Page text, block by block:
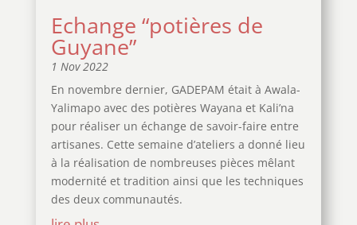
Echange “potières de
Guyane”
1 Nov 2022
En novembre dernier, GADEPAM était à Awala-
Yalimapo avec des potières Wayana et Kali’na
pour réaliser un échange de savoir-faire entre
artisanes. Cette semaine d’ateliers a donné lieu
à la réalisation de nombreuses pièces mêlant
modernité et tradition ainsi que les techniques
des deux communautés.